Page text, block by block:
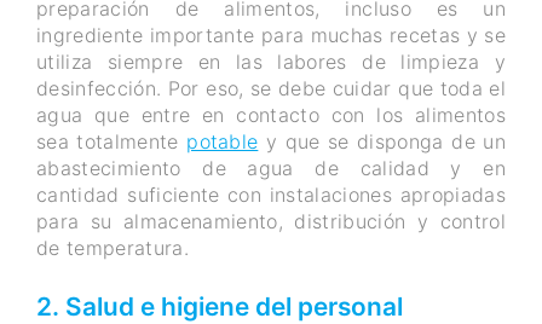
preparación de alimentos, incluso es un
ingrediente importante para muchas recetas y se
utiliza siempre en las labores de limpieza y
desinfección. Por eso, se debe cuidar que toda el
agua que entre en contacto con los alimentos
sea totalmente potable y que se disponga de un
abastecimiento de agua de calidad y en
cantidad suficiente con instalaciones apropiadas
para su almacenamiento, distribución y control
de temperatura.
2. Salud e higiene del personal